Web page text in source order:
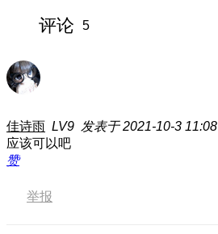
评论 5
佳诗雨 LV9 发表于 2021-10-3 11:08
应该可以吧
赞
举报